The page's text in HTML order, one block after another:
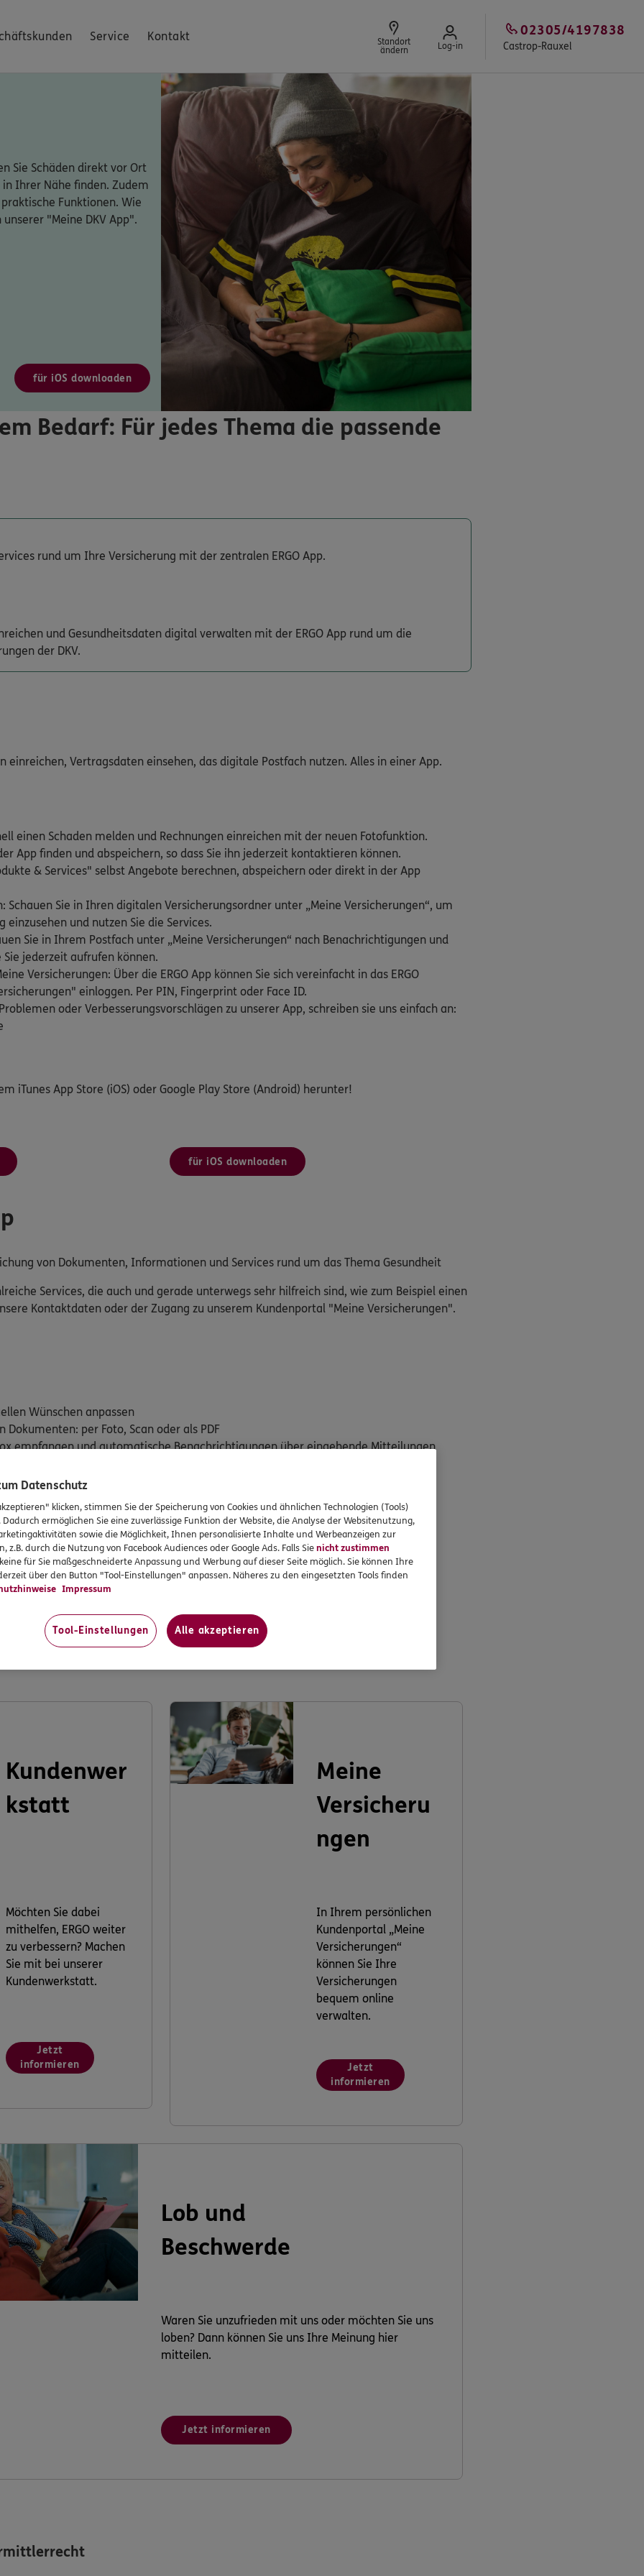
Service Kontakt
Standort
ändern
Log-in Castrop-Rauxel
02305/4197838
Sie Schäden direkt vor Ort
Ihrer Nähe finden. Zudem
Funktionen. Wie
"Meine DKV App".
für iOS downloaden
Bedarf: Für jedes Thema die passende
rund um Ihre Versicherung mit der zentralen ERGO App.
und Gesundheitsdaten digital verwalten mit der ERGO App rund um die
der DKV.
einreichen, Vertragsdaten einsehen, das digitale Postfach nutzen. Alles in einer App.
einen Schaden melden und Rechnungen einreichen mit der neuen Fotofunktion.
App finden und abspeichern, so dass Sie ihn jederzeit kontaktieren können.
& Services" selbst Angebote berechnen, abspeichern oder direkt in der App
Schauen Sie in Ihren digitalen Versicherungsordner unter „Meine Versicherungen“, um
einzusehen und nutzen Sie die Services.
Sie in Ihrem Postfach unter „Meine Versicherungen“ nach Benachrichtigungen und
jederzeit aufrufen können.
Versicherungen: Über die ERGO App können Sie sich vereinfacht in das ERGO
einloggen. Per PIN, Fingerprint oder Face ID.
oder Verbesserungsvorschlägen zu unserer App, schreiben sie uns einfach an:
iTunes App Store (iOS) oder Google Play Store (Android) herunter!
für iOS downloaden
von Dokumenten, Informationen und Services rund um das Thema Gesundheit
Services, die auch und gerade unterwegs sehr hilfreich sind, wie zum Beispiel einen
Kontaktdaten oder der Zugang zu unserem Kundenportal "Meine Versicherungen".
Wünschen anpassen
Dokumenten: per Foto, Scan oder als PDF
empfangen und automatische Benachrichtigungen über eingehende Mitteilungen
versicherten Leistungen im Blick behalten mit "Mein Vertrag"
iTunes App Store (iOS) oder Google Play Store (Android) herunter!
könnte Sie auch interessieren:
Kundenwer
kstatt
Möchten Sie dabei
mithelfen, ERGO weiter
zu verbessern? Machen
Sie mit bei unserer
Kundenwerkstatt.
Jetzt
informieren
Meine
Versicheru
ngen
In Ihrem persönlichen
Kundenportal „Meine
Versicherungen“
können Sie Ihre
Versicherungen
bequem online
verwalten.
Jetzt
informieren
Lob und
Beschwerde
Waren Sie unzufrieden mit uns oder möchten Sie uns
loben? Dann können Sie uns Ihre Meinung hier
mitteilen.
Jetzt informieren
Datenschutz
klicken, stimmen Sie der Speicherung von Cookies und ähnlichen Technologien (Tools)
ermöglichen Sie eine zuverlässige Funktion der Website, die Analyse der Websitenutzung,
sowie die Möglichkeit, Ihnen personalisierte Inhalte und Werbeanzeigen zur
z.B. durch die Nutzung von Facebook Audiences oder Google Ads. Falls Sienicht zustimmen
für Sie maßgeschneiderte Anpassung und Werbung auf dieser Seite möglich. Sie können Ihre
über den Button "Tool-Einstellungen" anpassen. Näheres zu den eingesetzten Tools finden
Impressum
Tool-Einstellungen Alle akzeptieren